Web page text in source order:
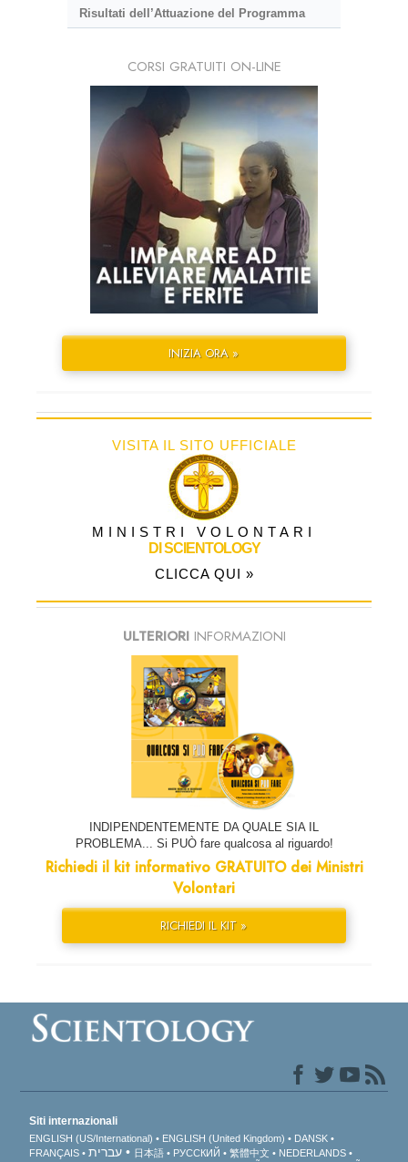
Risultati dell’Attuazione del Programma
CORSI GRATUITI ON-LINE
INIZIA ORA »
VISITA IL SITO UFFICIALE
MINISTRI VOLONTARI
DI SCIENTOLOGY
CLICCA QUI »
ULTERIORIINFORMAZIONI
INDIPENDENTEMENTE DA QUALE SIA IL
PROBLEMA... Si PUÒ fare qualcosa al riguardo!
Richiedi il kit informativo GRATUITO dei Ministri
Volontari
RICHIEDI IL KIT »
Siti internazionali
ENGLISH (US/International) ENGLISH (United Kingdom)
DANSK
FRANÇAIS
עברית 日本語 РУССКИЙ 繁體中文
NEDERLANDS